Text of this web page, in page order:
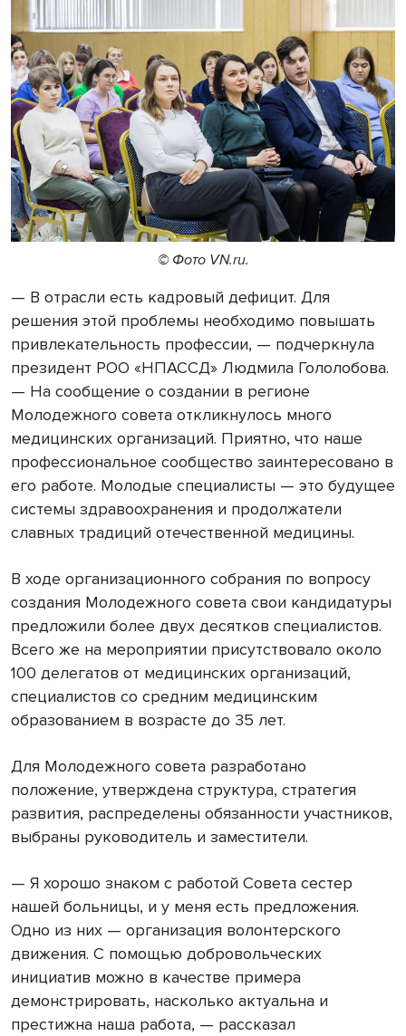
© Фото VN.ru.
— В отрасли есть кадровый дефицит. Для
решения этой проблемы необходимо повышать
привлекательность профессии, — подчеркнула
президент РОО «НПАССД» Людмила Гололобова.
— На сообщение о создании в регионе
Молодежного совета откликнулось много
медицинских организаций. Приятно, что наше
профессиональное сообщество заинтересовано в
его работе. Молодые специалисты — это будущее
системы здравоохранения и продолжатели
славных традиций отечественной медицины.
В ходе организационного собрания по вопросу
создания Молодежного совета свои кандидатуры
предложили более двух десятков специалистов.
Всего же на мероприятии присутствовало около
100 делегатов от медицинских организаций,
специалистов со средним медицинским
образованием в возрасте до 35 лет.
Для Молодежного совета разработано
положение, утверждена структура, стратегия
развития, распределены обязанности участников,
выбраны руководитель и заместители.
— Я хорошо знаком с работой Совета сестер
нашей больницы, и у меня есть предложения.
Одно из них — организация волонтерского
движения. С помощью добровольческих
инициатив можно в качестве примера
демонстрировать, насколько актуальна и
престижна наша работа, — рассказал